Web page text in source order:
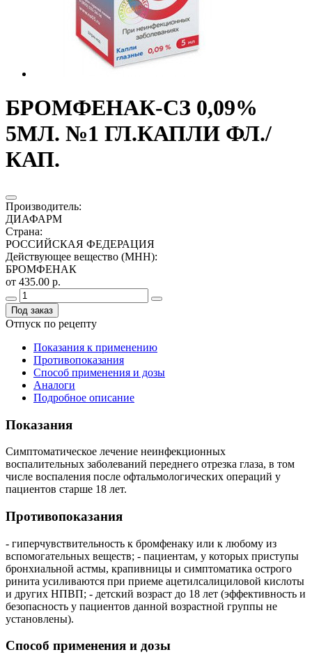
БРОМФЕНАК-СЗ 0,09%
5МЛ. №1 ГЛ.КАПЛИ ФЛ./
КАП.
Производитель:
ДИАФАРМ
Страна:
РОССИЙСКАЯ ФЕДЕРАЦИЯ
Действующее вещество (МНН):
БРОМФЕНАК
от 435.00 р.
Под заказ
Отпуск по рецепту
Показания к применению
Противопоказания
Способ применения и дозы
Аналоги
Подробное описание
Показания
Симптоматическое лечение неинфекционных
воспалительных заболеваний переднего отрезка глаза, в том
числе воспаления после офтальмологических операций у
пациентов старше 18 лет.
Противопоказания
- гиперчувствительность к бромфенаку или к любому из
вспомогательных веществ; - пациентам, у которых приступы
бронхиальной астмы, крапивницы и симптоматика острого
ринита усиливаются при приеме ацетилсалициловой кислоты
и других НПВП; - детский возраст до 18 лет (эффективность и
безопасность у пациентов данной возрастной группы не
установлены).
Способ применения и дозы